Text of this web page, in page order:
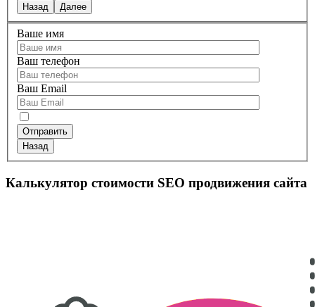
Назад Далее
Ваше имя
Ваш телефон
Ваш Email
Назад
Калькулятор стоимости SEO продвижения сайта